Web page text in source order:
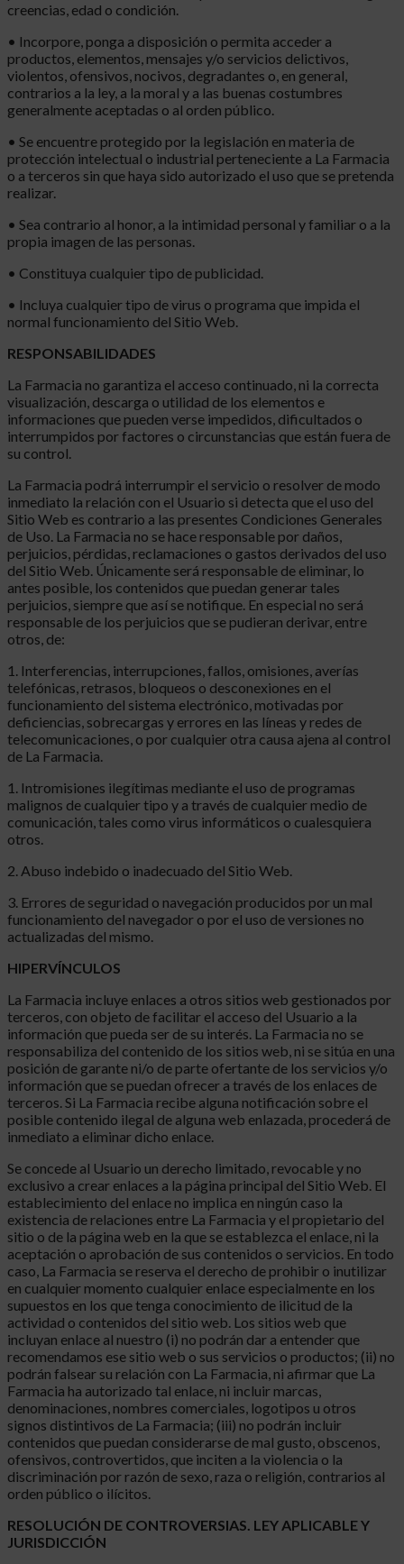
creencias, edad o condición.
• Incorpore, ponga a disposición o permita acceder a
productos, elementos, mensajes y/o servicios delictivos,
violentos, ofensivos, nocivos, degradantes o, en general,
contrarios a la ley, a la moral y a las buenas costumbres
generalmente aceptadas o al orden público.
• Se encuentre protegido por la legislación en materia de
protección intelectual o industrial perteneciente a La Farmacia
o a terceros sin que haya sido autorizado el uso que se pretenda
realizar.
• Sea contrario al honor, a la intimidad personal y familiar o a la
propia imagen de las personas.
• Constituya cualquier tipo de publicidad.
• Incluya cualquier tipo de virus o programa que impida el
normal funcionamiento del Sitio Web.
RESPONSABILIDADES
La Farmacia no garantiza el acceso continuado, ni la correcta
visualización, descarga o utilidad de los elementos e
informaciones que pueden verse impedidos, dificultados o
interrumpidos por factores o circunstancias que están fuera de
su control.
La Farmacia podrá interrumpir el servicio o resolver de modo
inmediato la relación con el Usuario si detecta que el uso del
Sitio Web es contrario a las presentes Condiciones Generales
de Uso. La Farmacia no se hace responsable por daños,
perjuicios, pérdidas, reclamaciones o gastos derivados del uso
del Sitio Web. Únicamente será responsable de eliminar, lo
antes posible, los contenidos que puedan generar tales
perjuicios, siempre que así se notifique. En especial no será
responsable de los perjuicios que se pudieran derivar, entre
otros, de:
1. Interferencias, interrupciones, fallos, omisiones, averías
telefónicas, retrasos, bloqueos o desconexiones en el
funcionamiento del sistema electrónico, motivadas por
deficiencias, sobrecargas y errores en las líneas y redes de
telecomunicaciones, o por cualquier otra causa ajena al control
de La Farmacia.
1. Intromisiones ilegítimas mediante el uso de programas
malignos de cualquier tipo y a través de cualquier medio de
comunicación, tales como virus informáticos o cualesquiera
otros.
2. Abuso indebido o inadecuado del Sitio Web.
3. Errores de seguridad o navegación producidos por un mal
funcionamiento del navegador o por el uso de versiones no
actualizadas del mismo.
HIPERVÍNCULOS
La Farmacia incluye enlaces a otros sitios web gestionados por
terceros, con objeto de facilitar el acceso del Usuario a la
información que pueda ser de su interés. La Farmacia no se
responsabiliza del contenido de los sitios web, ni se sitúa en una
posición de garante ni/o de parte ofertante de los servicios y/o
información que se puedan ofrecer a través de los enlaces de
terceros. Si La Farmacia recibe alguna notificación sobre el
posible contenido ilegal de alguna web enlazada, procederá de
inmediato a eliminar dicho enlace.
Se concede al Usuario un derecho limitado, revocable y no
exclusivo a crear enlaces a la página principal del Sitio Web. El
establecimiento del enlace no implica en ningún caso la
existencia de relaciones entre La Farmacia y el propietario del
sitio o de la página web en la que se establezca el enlace, ni la
aceptación o aprobación de sus contenidos o servicios. En todo
caso, La Farmacia se reserva el derecho de prohibir o inutilizar
en cualquier momento cualquier enlace especialmente en los
supuestos en los que tenga conocimiento de ilicitud de la
actividad o contenidos del sitio web. Los sitios web que
incluyan enlace al nuestro (i) no podrán dar a entender que
recomendamos ese sitio web o sus servicios o productos; (ii) no
podrán falsear su relación con La Farmacia, ni afirmar que La
Farmacia ha autorizado tal enlace, ni incluir marcas,
denominaciones, nombres comerciales, logotipos u otros
signos distintivos de La Farmacia; (iii) no podrán incluir
contenidos que puedan considerarse de mal gusto, obscenos,
ofensivos, controvertidos, que inciten a la violencia o la
discriminación por razón de sexo, raza o religión, contrarios al
orden público o ilícitos.
RESOLUCIÓN DE CONTROVERSIAS. LEY APLICABLE Y
JURISDICCIÓN